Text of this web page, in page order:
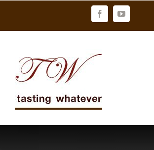
FacebookYouTube